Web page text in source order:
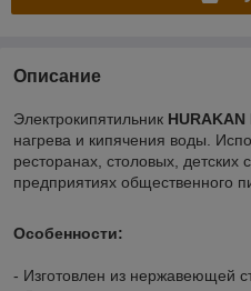
Описание
Электрокипятильник HURAKAN
нагрева и кипячения воды.
ресторанах, столовых,
предприятиях общественного
Особенности:
- Изготовлен из нержавеющей